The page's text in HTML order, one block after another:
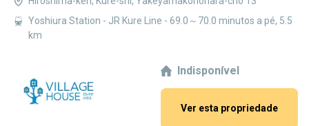
Yoshiura Station - JR Kure Line - 69.0～70.0 minutos a pé, 5.5
km
Indisponível
Ver esta propriedade